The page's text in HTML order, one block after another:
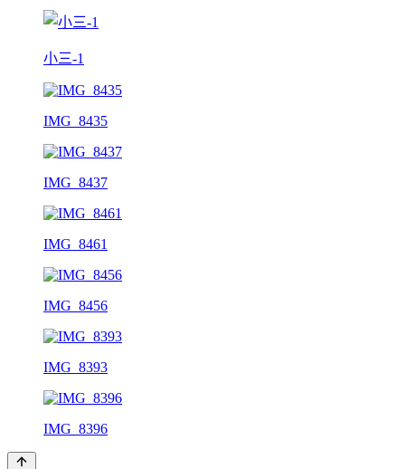
小三-1
IMG_8435
IMG_8437
IMG_8461
IMG_8456
IMG_8393
IMG_8396